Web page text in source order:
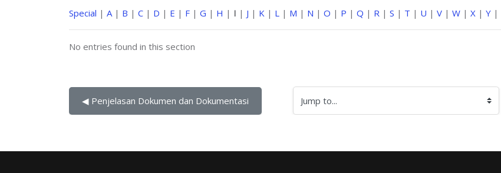
Special | A| B | C | D | E | F | G | H | I | J | K | L | M | N | O | P | Q | R | S | T | U | V | W | X | Y |
No entries found in this section
◀︎ Penjelasan Dokumen dan Dokumentasi Jump to...